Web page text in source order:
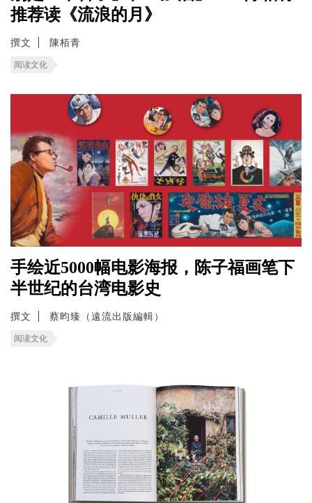
推荐读《流浪的月》
撰文 陳栢青
阅读文化
手绘近5000幅电影海报，陈子福画笔下
半世纪的台湾电影史
撰文 蔡昀臻（遠流出版編輯）
阅读文化